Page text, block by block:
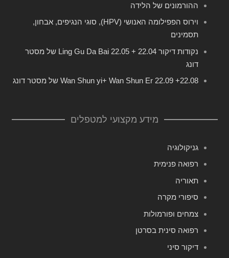
ההורמונים של הלידה
וירוס הפפילומה האנושי (HPV), סוגי הנגיפים, אבחון,
תסמינים
נקודות דיקור 22.04 + 22.05 Ling Gu Da Bai של מסטר
דונג
22.08+ 22.09 Wan Shun yi+ Wan Shun Er של מסטר דונג
מידע מקצועי למטפלים
גניקולוגיה
רפואה פנימית
תאוריה
סיפורי מקרה
צמחים ופורמולות
רפואה סינית בסרטן
דיקור סיני